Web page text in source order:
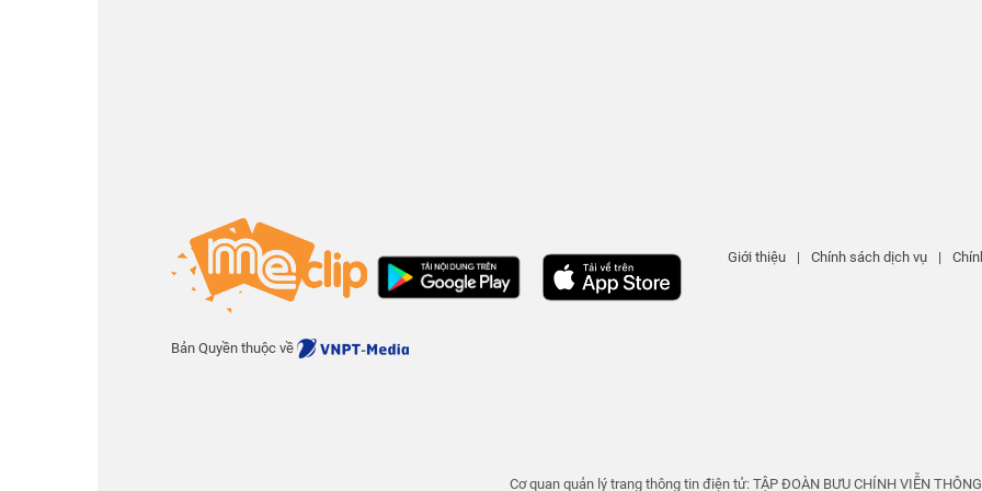
Giới thiệu | Chính sách dịch vụ |
Bản Quyền thuộc về
Cơ quan quản lý trang thông tin điện tử: TẬP ĐOÀN BƯU CHÍNH VIỄN